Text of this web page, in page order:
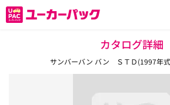
カタログ詳細
サンバーバン バン ＳＴＤ(1997年